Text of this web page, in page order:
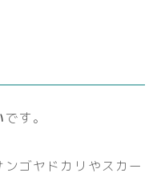
です。
ゴヤドカリやスカー